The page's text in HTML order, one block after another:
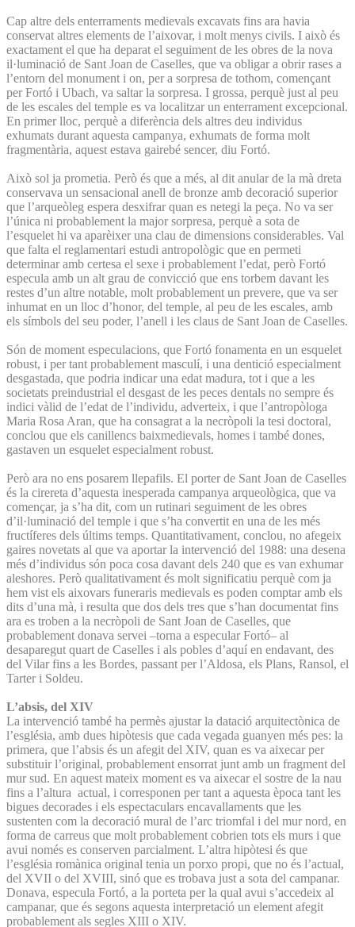
Cap altre dels enterraments medievals excavats fins ara havia
conservat altres elements de l’aixovar, i molt menys civils. I això és
exactament el que ha deparat el seguiment de les obres de la nova
il·luminació de Sant Joan de Caselles, que va obligar a obrir rases a
l’entorn del monument i on, per a sorpresa de tothom, començant
per Fortó i Ubach, va saltar la sorpresa. I grossa, perquè just al peu
de les escales del temple es va localitzar un enterrament excepcional.
En primer lloc, perquè a diferència dels altres deu individus
exhumats durant aquesta campanya, exhumats de forma molt
fragmentària, aquest estava gairebé sencer, diu Fortó.
Això sol ja prometia. Però és que a més, al dit anular de la mà dreta
conservava un sensacional anell de bronze amb decoració superior
que l’arqueòleg espera desxifrar quan es netegi la peça. No va ser
l’única ni probablement la major sorpresa, perquè a sota de
l’esquelet hi va aparèixer una clau de dimensions considerables. Val
que falta el reglamentari estudi antropològic que en permeti
determinar amb certesa el sexe i probablement l’edat, però Fortó
especula amb un alt grau de convicció que ens torbem davant les
restes d’un altre notable, molt probablement un prevere, que va ser
inhumat en un lloc d’honor, del temple, al peu de les escales, amb
els símbols del seu poder, l’anell i les claus de Sant Joan de Caselles.
Són de moment especulacions, que Fortó fonamenta en un esquelet
robust, i per tant probablement masculí, i una dentició especialment
desgastada, que podria indicar una edat madura, tot i que a les
societats preindustrial el desgast de les peces dentals no sempre és
indici vàlid de l’edat de l’individu, adverteix, i que l’antropòloga
Maria Rosa Aran, que ha consagrat a la necròpoli la tesi doctoral,
conclou que els canillencs baixmedievals, homes i també dones,
gastaven un esquelet especialment robust.
Però ara no ens posarem llepafils. El porter de Sant Joan de Caselles
és la cirereta d’aquesta inesperada campanya arqueològica, que va
començar, ja s’ha dit, com un rutinari seguiment de les obres
d’il·luminació del temple i que s’ha convertit en una de les més
fructíferes dels últims temps. Quantitativament, conclou, no afegeix
gaires novetats al que va aportar la intervenció del 1988: una desena
més d’individus són poca cosa davant dels 240 que es van exhumar
aleshores. Però qualitativament és molt significatiu perquè com ja
hem vist els aixovars funeraris medievals es poden comptar amb els
dits d’una mà, i resulta que dos dels tres que s’han documentat fins
ara es troben a la necròpoli de Sant Joan de Caselles, que
probablement donava servei –torna a especular Fortó– al
desaparegut quart de Caselles i als pobles d’aquí en endavant, des
del Vilar fins a les Bordes, passant per l’Aldosa, els Plans, Ransol, el
Tarter i Soldeu.
L’absis, del XIV
La intervenció també ha permès ajustar la datació arquitectònica de
l’església, amb dues hipòtesis que cada vegada guanyen més pes: la
primera, que l’absis és un afegit del XIV, quan es va aixecar per
substituir l’original, probablement ensorrat junt amb un fragment del
mur sud. En aquest mateix moment es va aixecar el sostre de la nau
fins a l’altura actual, i corresponen per tant a aquesta època tant les
bigues decorades i els espectaculars encavallaments que les
sustenten com la decoració mural de l’arc triomfal i del mur nord, en
forma de carreus que molt probablement cobrien tots els murs i que
avui només es conserven parcialment. L’altra hipòtesi és que
l’església romànica original tenia un porxo propi, que no és l’actual,
del XVII o del XVIII, sinó que es trobava just a sota del campanar.
Donava, especula Fortó, a la porteta per la qual avui s’accedeix al
campanar, que és segons aquesta interpretació un element afegit
probablement als segles XIII o XIV.